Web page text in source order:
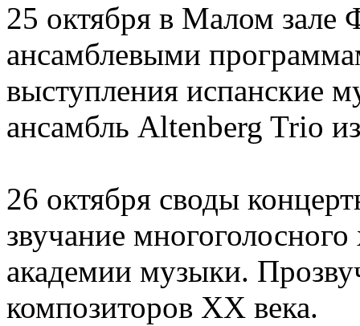
25 октября в Малом
ансамблевыми
выступления испанские
ансамбль Altenberg Trio
26 октября своды
звучание
академии музыки.
композиторов XX века.